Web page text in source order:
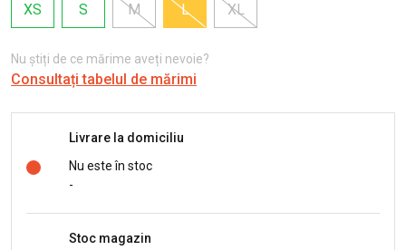
XS
S M L XL
Nu știți de ce mărime aveți nevoie?
Consultați tabelul de mărimi
Livrare la domiciliu
Nu este în stoc
-
Stoc magazin